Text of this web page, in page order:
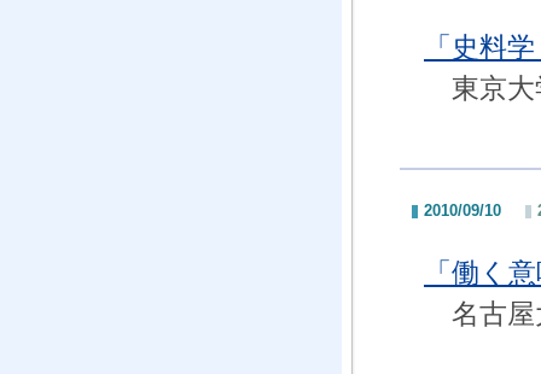
「史料
東京大
2010/09/10
「働く
名古屋